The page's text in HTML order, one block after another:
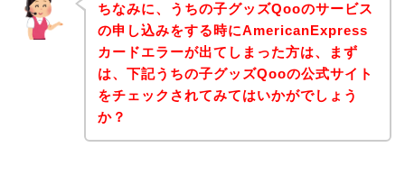
ちなみに、うちの子グッズQooのサービス
の申し込みをする時にAmericanExpress
カードエラーが出てしまった方は、まず
は、下記うちの子グッズQooの公式サイト
をチェックされてみてはいかがでしょう
か？